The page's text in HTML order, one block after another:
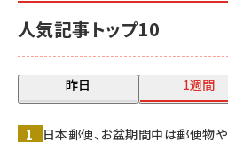
人気記事トップ10
昨日 1週間
日本郵便、お盆期間中は郵便物や